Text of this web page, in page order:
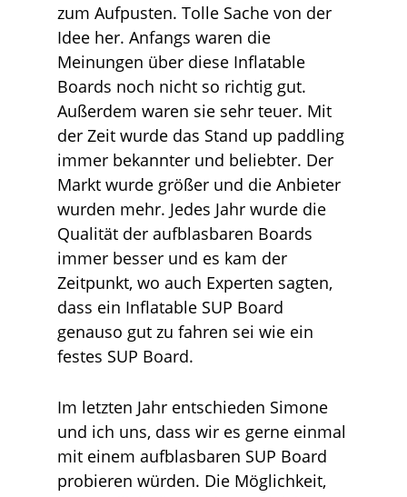
zum Aufpusten. Tolle Sache von der
Idee her. Anfangs waren die
Meinungen über diese Inflatable
Boards noch nicht so richtig gut.
Außerdem waren sie sehr teuer. Mit
der Zeit wurde das Stand up paddling
immer bekannter und beliebter. Der
Markt wurde größer und die Anbieter
wurden mehr. Jedes Jahr wurde die
Qualität der aufblasbaren Boards
immer besser und es kam der
Zeitpunkt, wo auch Experten sagten,
dass ein Inflatable SUP Board
genauso gut zu fahren sei wie ein
festes SUP Board.
Im letzten Jahr entschieden Simone
und ich uns, dass wir es gerne einmal
mit einem aufblasbaren SUP Board
probieren würden. Die Möglichkeit,